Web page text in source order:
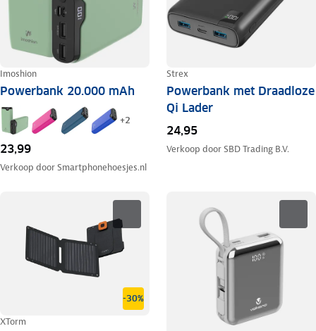
Imoshion
Powerbank 20.000 mAh
+2
23,99
Verkoop doorSmartphonehoesjes.nl
Strex
Powerbank met Draadloze
Qi Lader
24,95
Verkoop doorSBD Trading B.V.
-30%
XTorm